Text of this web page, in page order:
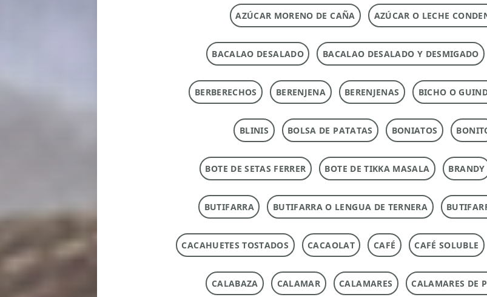
AZÚCAR MORENO DE CAÑA AZÚCAR O LECHE
BACALAO DESALADO BACALAO DESALADO Y DESMIGADO
BERBERECHOS BERENJENA BERENJENAS BICHO O
BLINIS BOLSA DE PATATAS BONIATOS
BOTE DE SETAS FERRER BOTE DE TIKKA MASALA BRANDY
BUTIFARRA BUTIFARRA O LENGUA DE TERNERA
CACAHUETES TOSTADOS CACAOLAT CAFÉ CAFÉ SOLUBLE
CALABAZA CALAMAR CALAMARES CALAMARES DE